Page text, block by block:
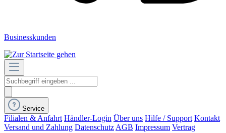
Businesskunden
Service
Filialen & Anfahrt Händler-Login Über uns Hilfe / Support Kontakt
Versand und Zahlung Datenschutz AGB Impressum Vertrag